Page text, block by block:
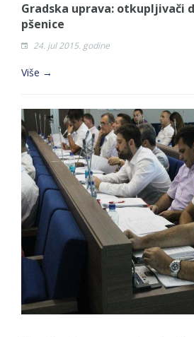
Gradska uprava: otkupljivači
pšenice
24. jul 2015. godine
Više →